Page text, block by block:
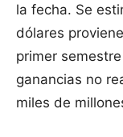
la fecha. Se
dólares
primer
ganancias no
miles de